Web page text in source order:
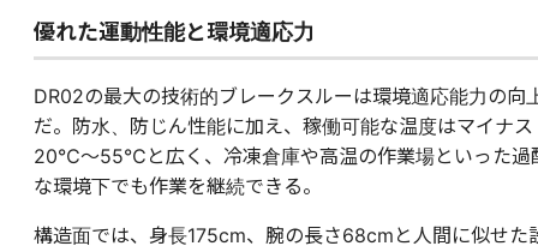
優れた運動性能と環境適応力
DR02の最大の技術的ブレークスルーは環境適応能力の向
だ。防水、防じん性能に加え、稼働可能な温度はマイナス
20℃～55℃と広く、冷凍倉庫や高温の作業場といった過
な環境下でも作業を継続できる。
構造面では、身長175cm、腕の長さ68cmと人間に似せた